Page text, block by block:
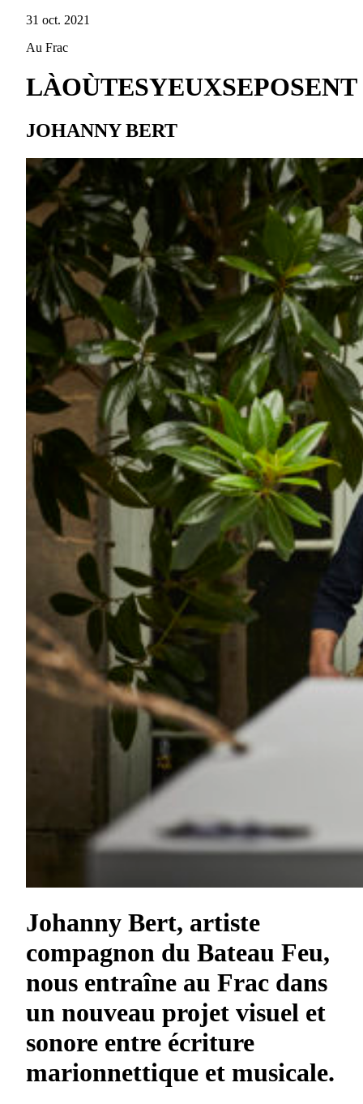
31 oct. 2021
Au Frac
LÀOÙTESYEUXSEPOSENT
JOHANNY BERT
Johanny Bert, artiste
compagnon du Bateau Feu,
nous entraîne au Frac dans
un nouveau projet visuel et
sonore entre écriture
marionnettique et musicale.